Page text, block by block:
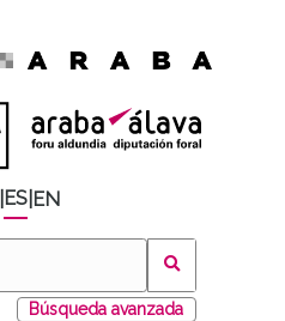
ES EN
Búsqueda avanzada